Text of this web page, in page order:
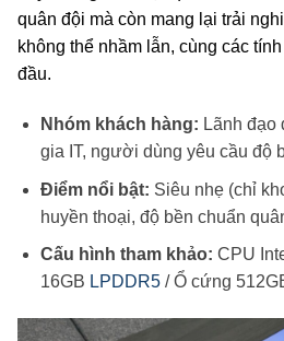
quân đội mà còn mang lại trải
không thể nhầm lẫn, cùng các
đầu.
Nhóm khách hàng: Lãnh đạo
gia IT, người dùng yêu cầu độ
Điểm nổi bật: Siêu nhẹ (chỉ
huyền thoại, độ bền chuẩn
Cấu hình tham khảo: CPU
16GB LPDDR5/ Ổ cứng